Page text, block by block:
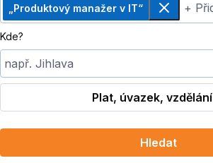
„Produktový manažer v IT“
Odebrat
+
Kde?
např. Jihlava
Plat, úvazek,
Hledat